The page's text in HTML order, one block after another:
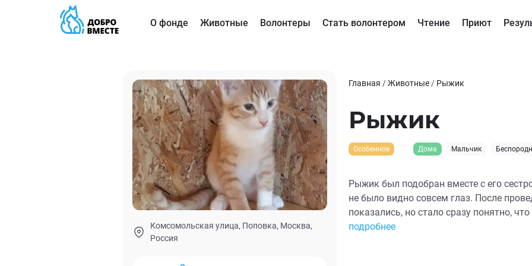
О фонде Животные Волонтеры Стать волонтером Чтение Приют
Комсомольская улица, Поповка, Москва,
Россия
Главная /Животные / Рыжик
Рыжик
Особенное Дома Мальчик
Рыжик был подобран вместе с его
не было видно совсем глаз. После
показались, но стало сразу понятно, что они повреждены вирусным
заболеванием, которое он перенес
подробнее